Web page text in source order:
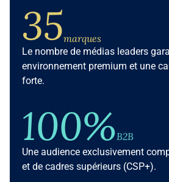
35marques
Le nombre de médias leaders
environnement premium et une
forte.
100%B2B
Une audience exclusivement
et de cadres supérieurs (CSP+).